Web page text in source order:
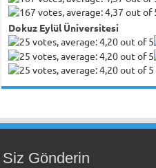
Dokuz Eylül Üniversitesi
Siz Gönderin